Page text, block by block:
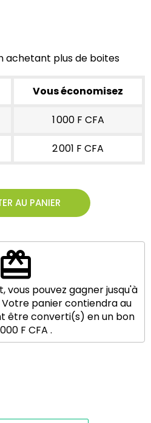
achetant plus de boites
Vous économisez
1 000 F CFA
2 001 F CFA
AU PANIER
redeem
vous pouvez gagner jusqu'à
Votre panier contiendra au
être converti(s) en un bon
F CFA .